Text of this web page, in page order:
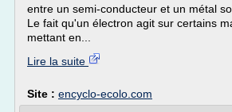
entre un semi-conducteur et un métal
Le fait qu'un électron agit sur certains
mettant en...
Lire la suite
Site : encyclo-ecolo.com